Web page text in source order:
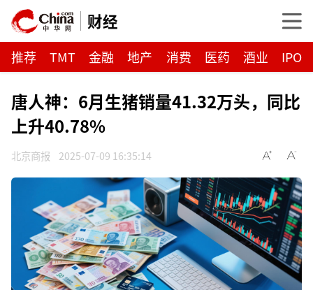
财经
推荐 TMT 金融 地产 消费 医药 酒业 IPO
唐人神：6月生猪销量41.32万头，同比
上升40.78%
北京商报 2025-07-09 16:35:14